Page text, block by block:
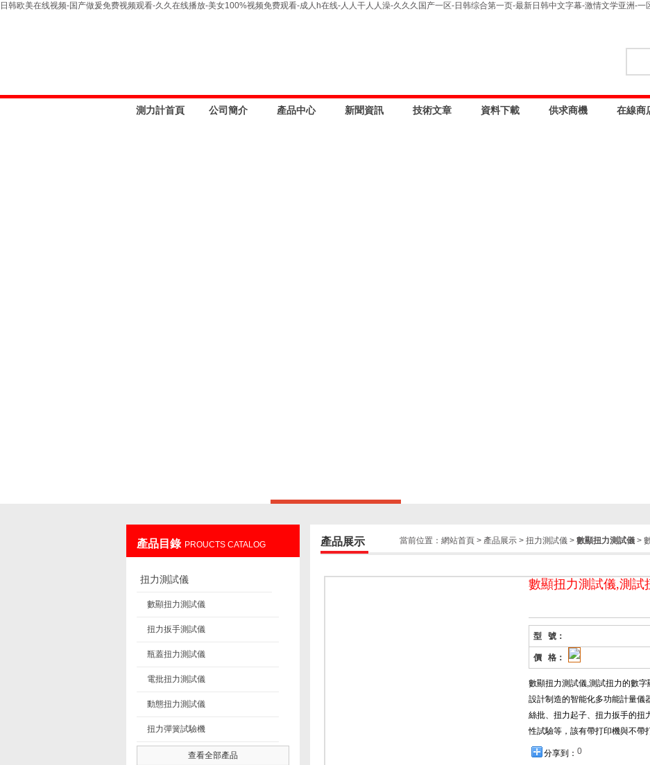
日韩欧美在线视频-国产做爰免费视频观看-久久在线播放-美女100%视频免费观看-成人h在线-人人干人人澡-久久久国产一区-日韩综合第一页-最新日韩中文字幕-激情文学亚洲-
測力計首頁 公司簡介 產品中心 新聞資訊 技術文章 資料下載 供求商機 在線商
產品目錄 PROUCTS CATALOG
扭力測試儀
數顯扭力測試儀
扭力扳手測試儀
瓶蓋扭力測試儀
電批扭力測試儀
動態扭力測試儀
扭力彈簧試驗機
查看全部產品
當前位置： 網站首頁 > 產品展示 > 扭力測試儀 > 數顯扭力測試儀 >
產品展示
數顯扭力測試儀,測試
型 號：
價 格：
數顯扭力測試儀,測試扭力的數
設計制造的智能化多功能計量儀
絲批、扭力起子、扭力扳手的扭
性試驗等，該有帶打印機與不帶
分享到： 0